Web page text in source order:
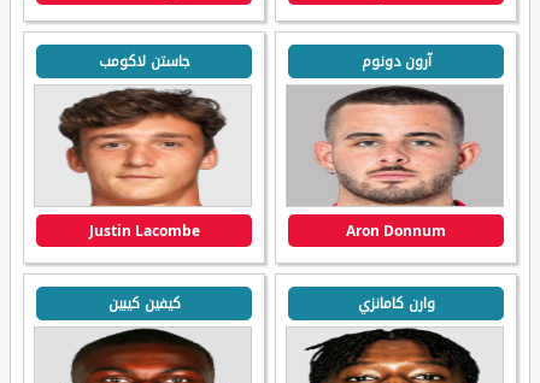
آرون دونوم
Aron Donnum
جاستن لاكومب
Justin Lacombe
وارن كامانزي كيفين كيبين